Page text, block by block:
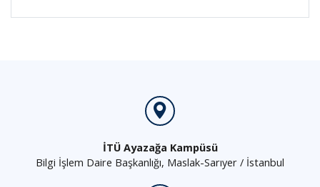
İTÜ Ayazağa Kampüsü
Bilgi İşlem Daire Başkanlığı, Maslak-Sarıyer / İstanbul